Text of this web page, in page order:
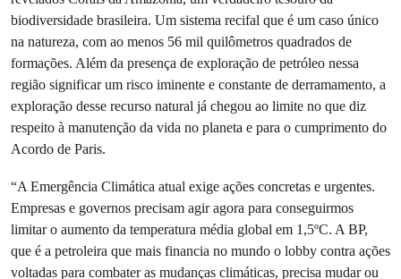
biodiversidade brasileira. Um sistema recifal que é um caso único
na natureza, com ao menos 56 mil quilômetros quadrados de
formações. Além da presença de exploração de petróleo nessa
região significar um risco iminente e constante de derramamento, a
exploração desse recurso natural já chegou ao limite no que diz
respeito à manutenção da vida no planeta e para o cumprimento do
Acordo de Paris.
“A Emergência Climática atual exige ações concretas e urgentes.
Empresas e governos precisam agir agora para conseguirmos
limitar o aumento da temperatura média global em 1,5ºC. A BP,
que é a petroleira que mais financia no mundo o lobby contra ações
voltadas para combater as mudanças climáticas, precisa mudar ou